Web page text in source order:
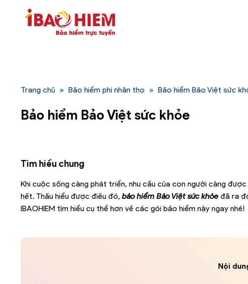
Trang chủ » Bảo hiểm phi nhân thọ » Bảo hiểm Bảo Việt sức
Bảo hiểm Bảo Việt sức khỏe
Tìm hiểu chung
Khi cuộc sống càng phát triển, nhu cầu của con người càng
hết. Thấu hiểu được điều đó, bảo hiểm Bảo Việt sức khỏe đã ra
IBAOHIEM tìm hiểu cụ thể hơn về các gói bảo hiểm này ngay nhé!
Nội